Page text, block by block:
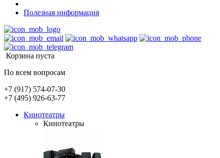
Полезная информация
Корзина пуста
По всем вопросам
+7 (917) 574-07-30
+7 (495) 926-63-77
Кинотеатры
Кинотеатры